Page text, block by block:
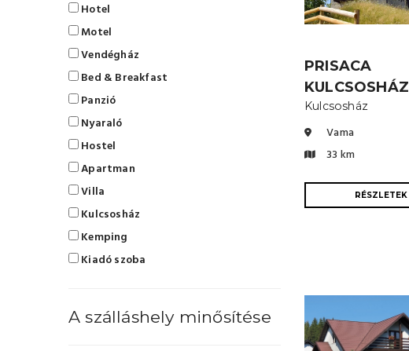
Hotel
Motel
Vendégház
Bed & Breakfast
Panzió
Nyaraló
Hostel
Apartman
Villa
Kulcsosház
Kemping
Kiadó szoba
A szálláshely minősítése
PRISACA
KULCSOSHÁZ
Kulcsosház
Vama
33 km
RÉSZLETEK